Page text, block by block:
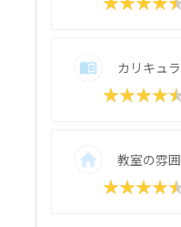
格
カリキュ
教室の雰